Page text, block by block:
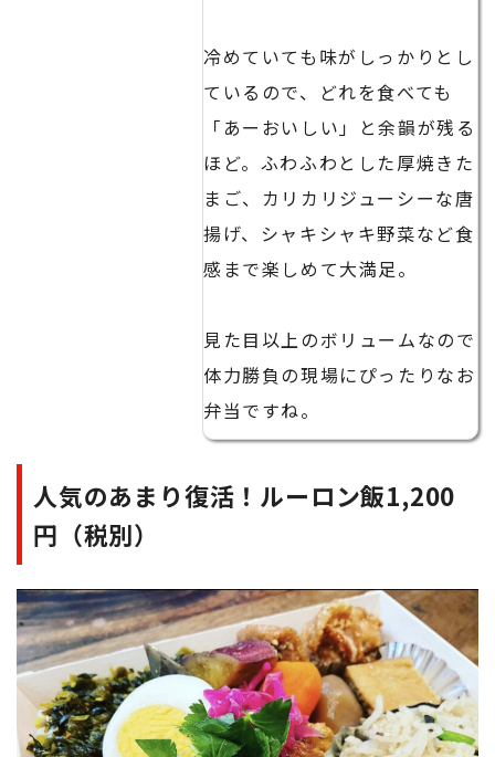
冷めていても味がしっかりとし
ているので、どれを食べても
「あーおいしい」と余韻が残る
ほど。ふわふわとした厚焼きた
まご、カリカリジューシーな唐
揚げ、シャキシャキ野菜など食
感まで楽しめて大満足。
見た目以上のボリュームなので
体力勝負の現場にぴったりなお
弁当ですね。
人気のあまり復活！ルーロン飯1,200
円（税別）